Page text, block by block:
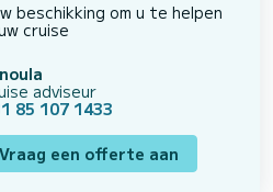
om u te helpen
cruise
adviseur
85 107 1433
Vraag een offerte aan